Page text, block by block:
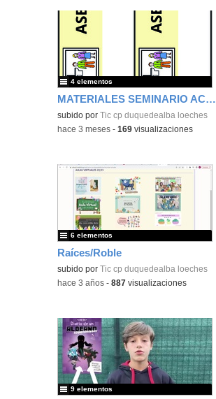
MATERIALES SEMINARIO ACCESIBILIDAD 25/26
subido porTic cp duquedealba loeches
4 elementos
-hace 3 meses -169 visualizaciones
Raíces/Roble
subido porTic cp duquedealba loeches
6 elementos
-hace 3 años -887 visualizaciones
9 elementos